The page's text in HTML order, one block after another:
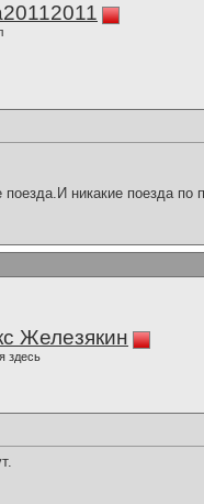
никакие поезда по
Железякин
здесь